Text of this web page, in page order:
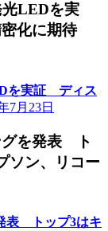
LEDを実
化に期待
を実証 ディス
7月23日
グを発表 ト
ソン、リコー
表 トップ3はキ